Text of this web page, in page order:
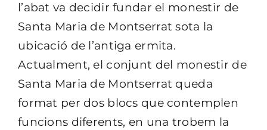
l’abat va decidir fundar el monestir de
Santa Maria de Montserrat sota la
ubicació de l’antiga ermita.
Actualment, el conjunt del monestir de
Santa Maria de Montserrat queda
format per dos blocs que contemplen
funcions diferents, en una trobem la